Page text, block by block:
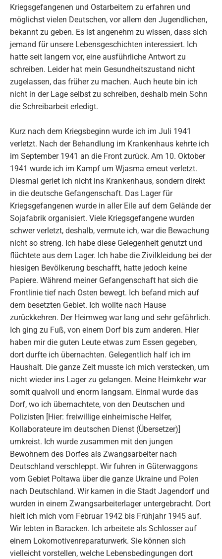
Kriegsgefangenen und Ostarbeitern zu erfahren und
möglichst vielen Deutschen, vor allem den Jugendlichen,
bekannt zu geben. Es ist angenehm zu wissen, dass sich
jemand für unsere Lebensgeschichten interessiert. Ich
hatte seit langem vor, eine ausführliche Antwort zu
schreiben. Leider hat mein Gesundheitszustand nicht
zugelassen, das früher zu machen. Auch heute bin ich
nicht in der Lage selbst zu schreiben, deshalb mein Sohn
die Schreibarbeit erledigt.
Kurz nach dem Kriegsbeginn wurde ich im Juli 1941
verletzt. Nach der Behandlung im Krankenhaus kehrte ich
im September 1941 an die Front zurück. Am 10. Oktober
1941 wurde ich im Kampf um Wjasma erneut verletzt.
Diesmal geriet ich nicht ins Krankenhaus, sondern direkt
in die deutsche Gefangenschaft. Das Lager für
Kriegsgefangenen wurde in aller Eile auf dem Gelände der
Sojafabrik organisiert. Viele Kriegsgefangene wurden
schwer verletzt, deshalb, vermute ich, war die Bewachung
nicht so streng. Ich habe diese Gelegenheit genutzt und
flüchtete aus dem Lager. Ich habe die Zivilkleidung bei der
hiesigen Bevölkerung beschafft, hatte jedoch keine
Papiere. Während meiner Gefangenschaft hat sich die
Frontlinie tief nach Osten bewegt. Ich befand mich auf
dem besetzten Gebiet. Ich wollte nach Hause
zurückkehren. Der Heimweg war lang und sehr gefährlich.
Ich ging zu Fuß, von einem Dorf bis zum anderen. Hier
haben mir die guten Leute etwas zum Essen gegeben,
dort durfte ich übernachten. Gelegentlich half ich im
Haushalt. Die ganze Zeit musste ich mich verstecken, um
nicht wieder ins Lager zu gelangen. Meine Heimkehr war
somit qualvoll und enorm langsam. Einmal wurde das
Dorf, wo ich übernachtete, von den Deutschen und
Polizisten [Hier: freiwillige einheimische Helfer,
Kollaborateure im deutschen Dienst (Übersetzer)]
umkreist. Ich wurde zusammen mit den jungen
Bewohnern des Dorfes als Zwangsarbeiter nach
Deutschland verschleppt. Wir fuhren in Güterwaggons
vom Gebiet Poltawa über die ganze Ukraine und Polen
nach Deutschland. Wir kamen in die Stadt Jagendorf und
wurden in einem Zwangsarbeiterlager untergebracht. Dort
hielt ich mich vom Februar 1942 bis Frühjahr 1945 auf.
Wir lebten in Baracken. Ich arbeitete als Schlosser auf
einem Lokomotivenreparaturwerk. Sie können sich
vielleicht vorstellen, welche Lebensbedingungen dort